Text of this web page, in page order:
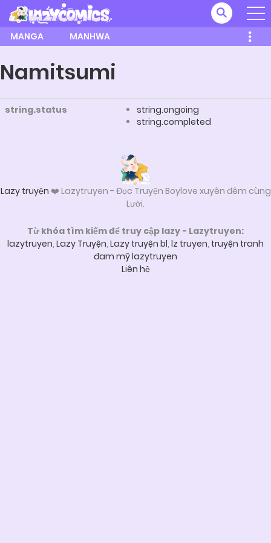
MANGA MANHWA
Namitsumi
string.status
string.ongoing
string.completed
Lazy truyện ❤️ Lazytruyen - Đọc Truyện Boylove xuyên đêm cùng
Lười.
Từ khóa tìm kiếm để truy cập lazy - Lazytruyen:
lazytruyen, Lazy Truyện, Lazy truyện bl, lz truyen, truyện tranh
đam mỹ lazytruyen
Liên hệ